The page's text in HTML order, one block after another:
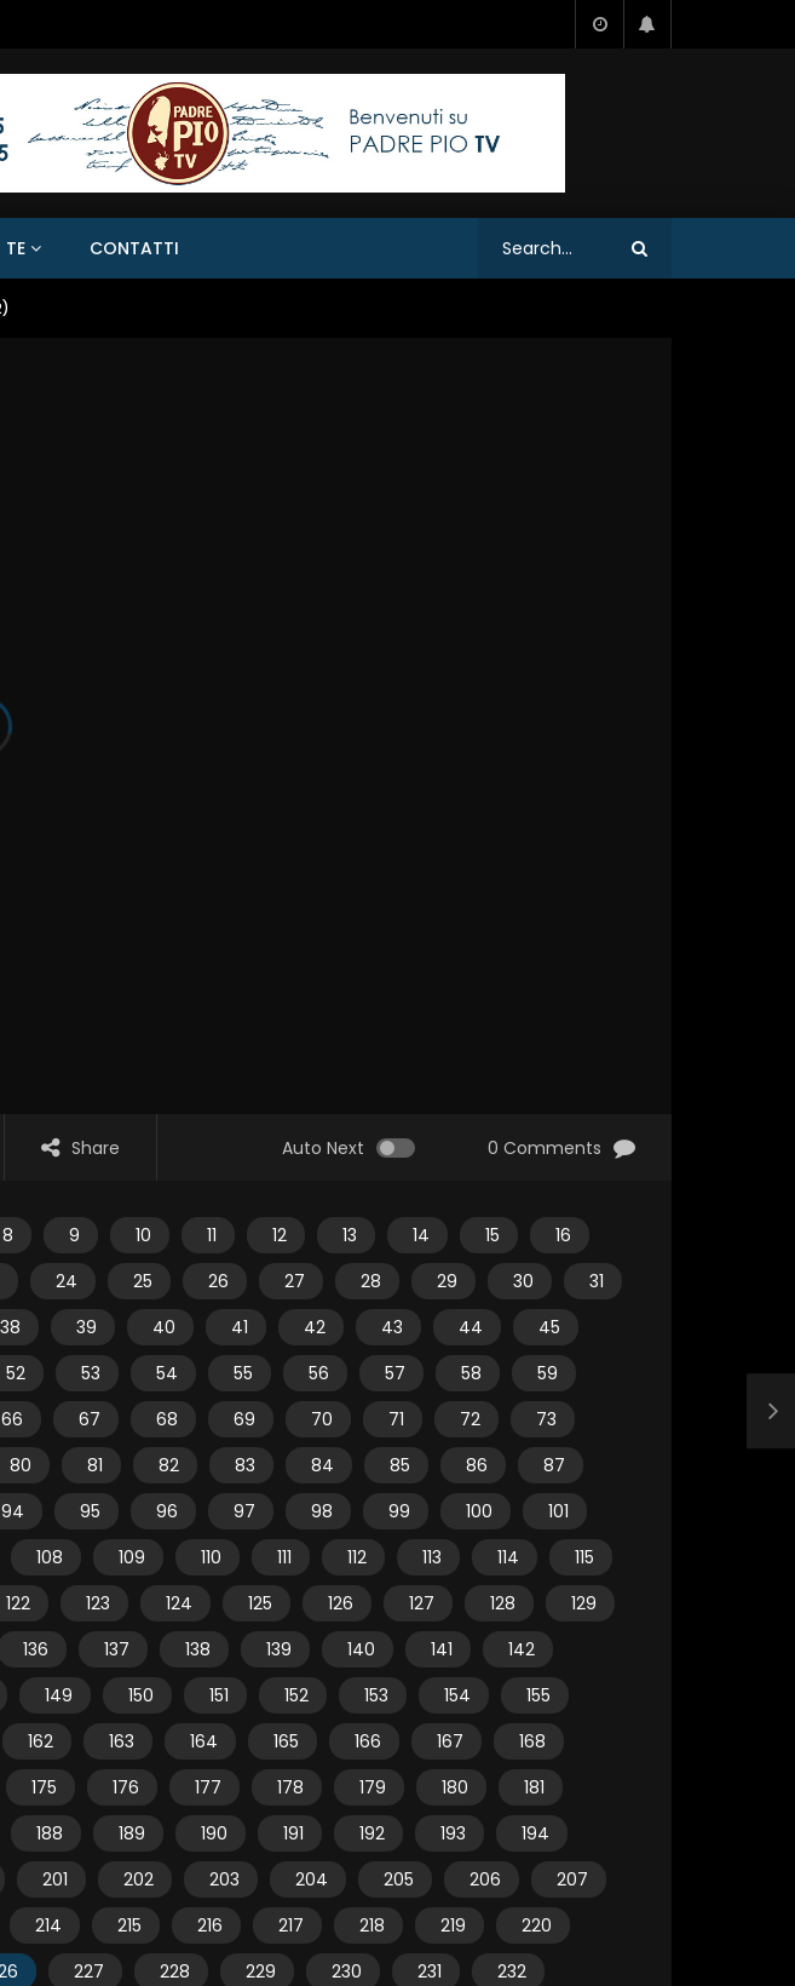
TE CONTATTI
Share Auto Next 0 Comments
8 9 10 11 12 13 14 15
16
24 25 26 27 28 29 30
31
38 39 40 41 42 43 44
45
52 53 54 55 56 57 58
59
66 67 68 69 70 71 72
73
80 81 82 83 84 85 86
87
94 95 96 97 98 99 100
101
108 109 110 111 112 113 114
115
122 123 124 125 126 127 128
129
136 137 138 139 140 141
142
149 150 151 152 153 154
155
162 163 164 165 166 167
168
175 176 177 178 179 180
181
188 189 190 191 192 193
194
201 202 203 204 205 206
207
214 215 216 217 218 219
220
227 228 229 230 231
232